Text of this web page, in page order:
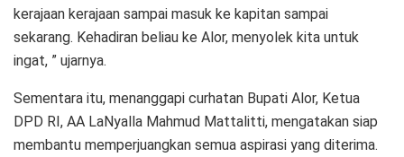
kerajaan kerajaan sampai masuk ke kapitan sampai
sekarang. Kehadiran beliau ke Alor, menyolek kita untuk
ingat, ” ujarnya.
Sementara itu, menanggapi curhatan Bupati Alor, Ketua
DPD RI, AA LaNyalla Mahmud Mattalitti, mengatakan siap
membantu memperjuangkan semua aspirasi yang diterima.